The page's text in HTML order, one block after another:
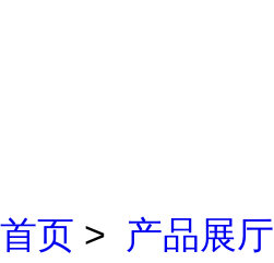
首页 > 产品展厅